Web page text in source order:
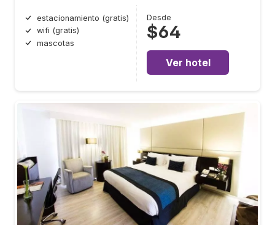
estacionamiento (gratis)
wifi (gratis)
mascotas
Desde
$64
Ver hotel